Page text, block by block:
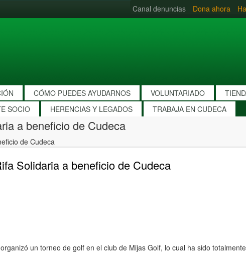
Canal denuncias Dona ahora
CÓMO PUEDES AYUDARNOS VOLUNTARIADO
SOCIO HERENCIAS Y LEGADOS TRABAJA EN CUDECA
a beneficio de Cudeca
de Cudeca
Solidaria a beneficio de Cudeca
un torneo de golf en el club de Mijas Golf, lo cual ha sido